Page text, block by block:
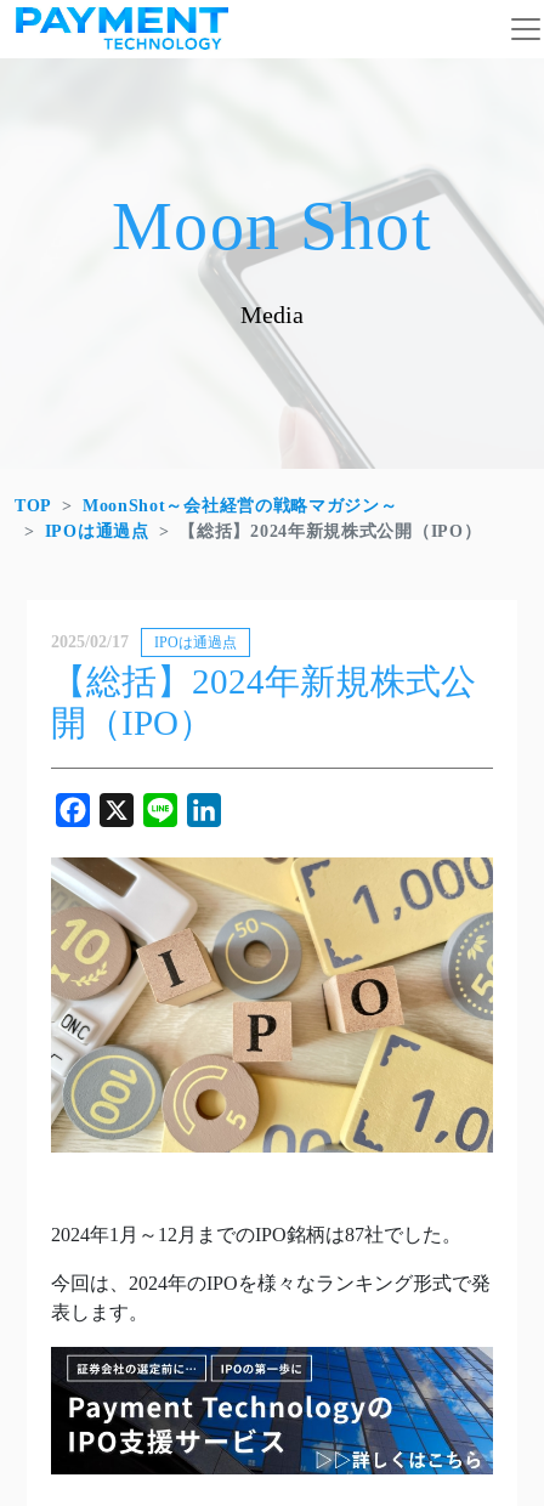
コンテンツへスキップ
メインナビゲーション
Moon Shot
Media
TOP
MoonShot～会社経営の戦略マガジン～
IPOは通過点
【総括】2024年新規株式公開（IPO）
2025/02/17 IPOは通過点
【総括】2024年新規株式公
開（IPO）
Facebook
X Line
2024年1月～12月までのIPO銘柄は87社でした。
今回は、2024年のIPOを様々なランキング形式で発
表します。